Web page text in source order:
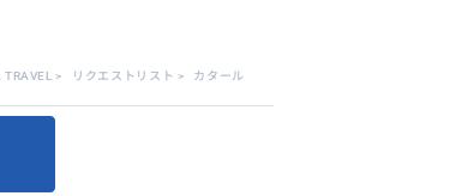
TRAVEL > リクエストリスト > カタール